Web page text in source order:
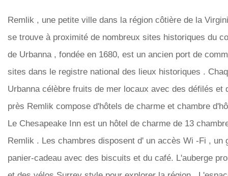
Remlik , une petite ville dans la région côtière de la
se trouve à proximité de nombreux sites historiques du
de Urbanna , fondée en 1680, est un ancien port de
sites dans le registre national des lieux historiques .
Urbanna célèbre fruits de mer locaux avec des défilés et
près Remlik compose d'hôtels de charme et chambre
Le Chesapeake Inn est un hôtel de charme de 13
Remlik . Les chambres disposent d' un accès Wi -Fi , un
panier-cadeau avec des biscuits et du café. L'auberge